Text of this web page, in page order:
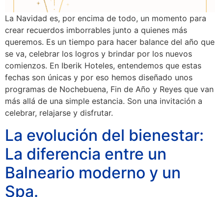
La Navidad es, por encima de todo, un momento para
crear recuerdos imborrables junto a quienes más
queremos. Es un tiempo para hacer balance del año que
se va, celebrar los logros y brindar por los nuevos
comienzos. En Iberik Hoteles, entendemos que estas
fechas son únicas y por eso hemos diseñado unos
programas de Nochebuena, Fin de Año y Reyes que van
más allá de una simple estancia. Son una invitación a
celebrar, relajarse y disfrutar.
La evolución del bienestar:
La diferencia entre un
Balneario moderno y un
Spa.